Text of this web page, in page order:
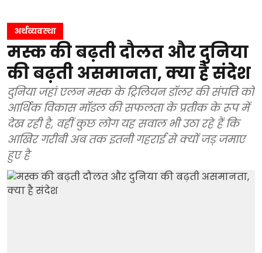
अर्थव्यवस्था
मस्क की बढ़ती दौलत और दुनिया
की बढ़ती असमानता, क्या है संदेश
दुनिया जहां एलन मस्क के ट्रिलियन डॉलर की संपत्ति को
आर्थिक विकास मॉडल की सफलता के प्रतीक के रूप में
देख रही है, वहीं कुछ लोग यह सवाल भी उठा रहे हैं कि
आखिर गरीबी अब तक इतनी गहराई से क्यों जड़ जमाए
हुए है